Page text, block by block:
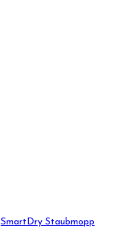
SmartDry Staubmopp